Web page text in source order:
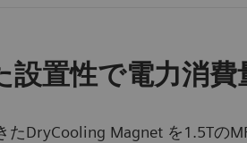
置性で電力消費
DryCooling Magnet を1.5Tの